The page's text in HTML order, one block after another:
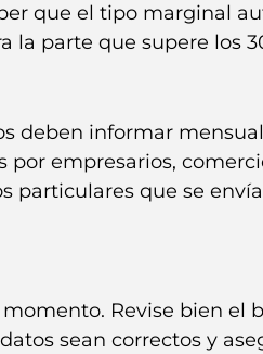
que el tipo marginal
la parte que supere los
deben informar
por empresarios,
que se
Revise bien el
sean correctos y